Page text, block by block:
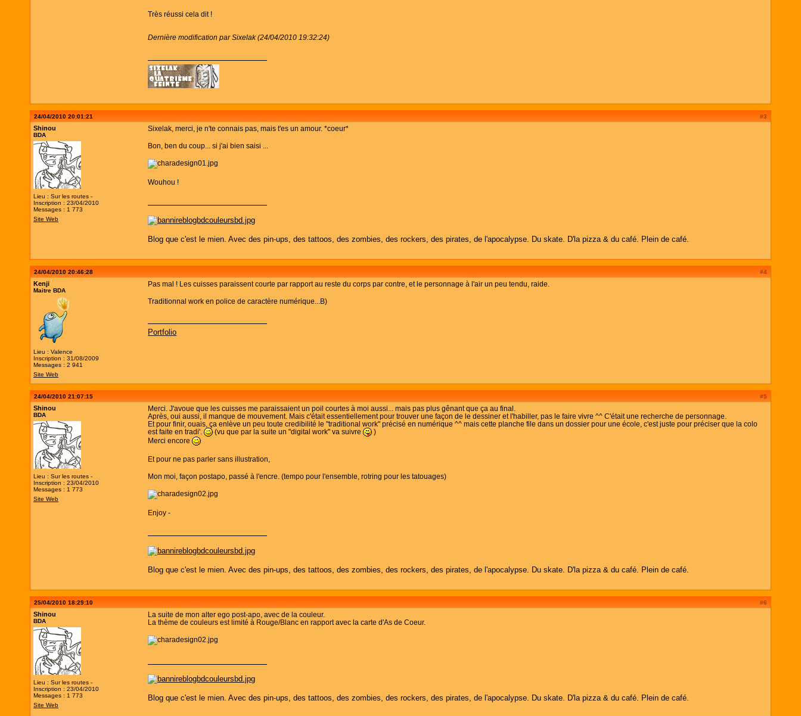
Très réussi cela dit !
Dernière modification par Sixelak (24/04/2010 19:32:24)
#3
24/04/2010 20:01:21
Shinou
BDA
Lieu : Sur les routes -
Inscription : 23/04/2010
Messages : 1 773
Site Web
Sixelak, merci, je n'te connais pas, mais t'es un amour. *coeur*
Bon, ben du coup... si j'ai bien saisi ...
Wouhou !
Blog que c'est le mien. Avec des pin-ups, des tattoos, des zombies, des rockers, des pirates, de l'apocalypse. Du skate. D'la pizza & du café. Plein de café.
#4
24/04/2010 20:46:28
Kenji
Maitre BDA
Lieu : Valence
Inscription : 31/08/2009
Messages : 2 941
Site Web
Pas mal ! Les cuisses paraissent courte par rapport au reste du corps par contre, et le personnage à l'air un peu tendu, raide.
Traditionnal work en police de caractère numérique...B)
Portfolio
#5
24/04/2010 21:07:15
Shinou
BDA
Lieu : Sur les routes -
Inscription : 23/04/2010
Messages : 1 773
Site Web
Merci. J'avoue que les cuisses me paraissaient un poil courtes à moi aussi... mais pas plus gênant que ça au final.
Après, oui aussi, il manque de mouvement. Mais c'était essentiellement pour trouver une façon de le dessiner et l'habiller, pas le faire vivre ^^ C'était une recherche de personnage.
Et pour finir, ouais, ça enlève un peu toute credibilité le "traditional work" précisé en numérique ^^ mais cette planche file dans un dossier pour une école, c'est juste pour préciser que la colo
est faite en tradi'.
(vu que par la suite un "digital work" va suivre
)
Merci encore
Et pour ne pas parler sans illustration,
Mon moi, façon postapo, passé à l'encre. (tempo pour l'ensemble, rotring pour les tatouages)
Enjoy -
Blog que c'est le mien. Avec des pin-ups, des tattoos, des zombies, des rockers, des pirates, de l'apocalypse. Du skate. D'la pizza & du café. Plein de café.
#6
25/04/2010 18:29:10
Shinou
BDA
Lieu : Sur les routes -
Inscription : 23/04/2010
Messages : 1 773
Site Web
La suite de mon alter ego post-apo, avec de la couleur.
La thème de couleurs est limité à Rouge/Blanc en rapport avec la carte d'As de Coeur.
Blog que c'est le mien. Avec des pin-ups, des tattoos, des zombies, des rockers, des pirates, de l'apocalypse. Du skate. D'la pizza & du café. Plein de café.